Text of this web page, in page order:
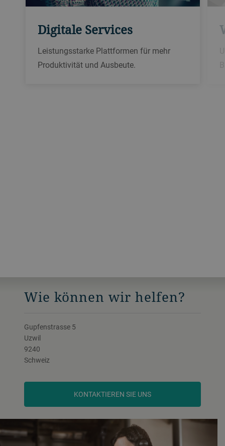
Digitale Services
Leistungsstarke Plattformen für mehr
Produktivität und Ausbeute.
Wie können wir helfen?
Gupfenstrasse 5
Uzwil
9240
Schweiz
KONTAKTIEREN SIE UNS